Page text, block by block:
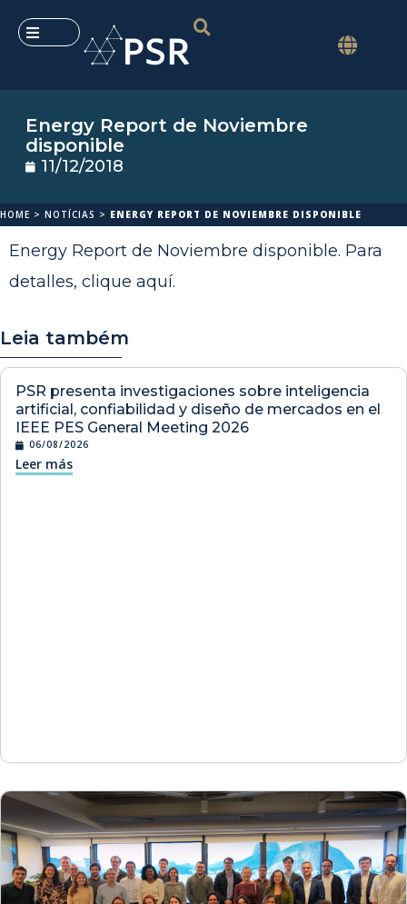
Energy Report de Noviembre
disponible
11/12/2018
HOME > NOTÍCIAS > ENERGY REPORT DE NOVIEMBRE DISPONIBLE
Energy Report de Noviembre disponible. Para
detalles, clique aquí.
Leia também
PSR presenta investigaciones sobre inteligencia
artificial, confiabilidad y diseño de mercados en el
IEEE PES General Meeting 2026
06/08/2026
Leer más